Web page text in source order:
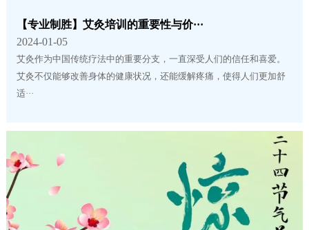
【专业制胜】艾灸培训的重要性与价···
2024-01-05
艾灸作为中国传统疗法中的重要分支，一直深受人们的信任和喜爱。
艾灸不仅能够改善身体的健康状况，还能缓解疼痛，使得人们更加舒
适···